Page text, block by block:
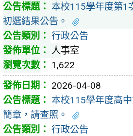
本校115學年度第1
初選結果公告。
行政公告
人事室
1,622
2026-04-08
本校115學年度高
簡章，請查照。
行政公告